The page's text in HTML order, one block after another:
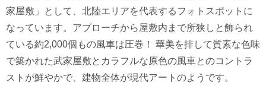
家屋敷」として、北陸エリアを代表するフォトスポットに
なっています。アプローチから屋敷内まで所狭しと飾られ
ている約2,000個もの風車は圧巻！ 華美を排して質素な色味
で築かれた武家屋敷とカラフルな原色の風車とのコントラ
ストが鮮やかで、建物全体が現代アートのようです。